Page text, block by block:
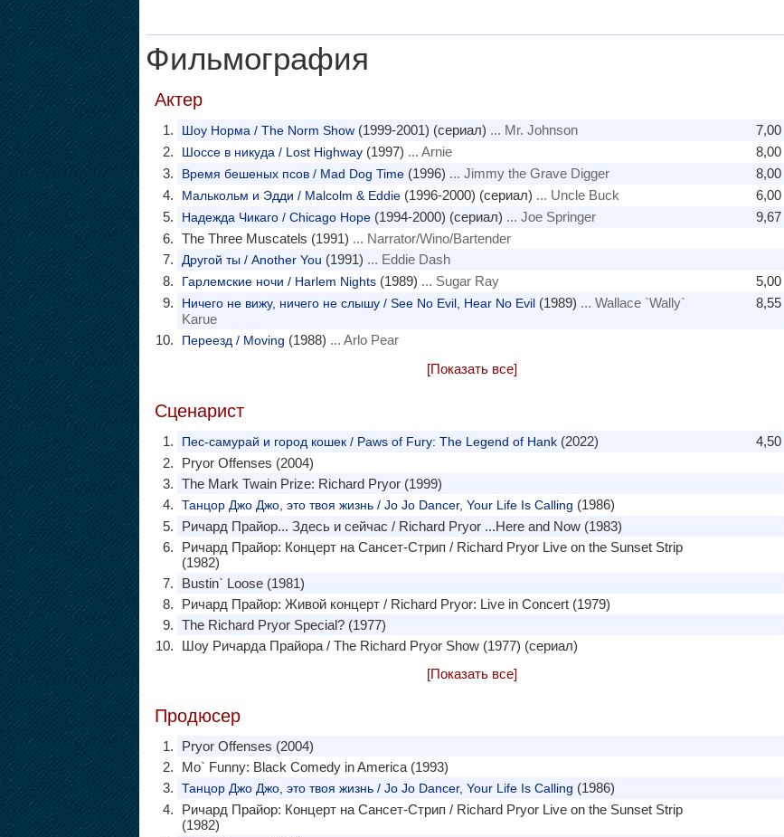
Фильмография
Актер
7,00
Шоу Норма / The Norm Show(1999-2001) (сериал) ... Mr. Johnson
8,00
Шоссе в никуда / Lost Highway(1997) ... Arnie
8,00
Время бешеных псов / Mad Dog Time(1996) ... Jimmy the Grave Digger
6,00
Малькольм и Эдди / Malcolm & Eddie(1996-2000) (сериал) ... Uncle Buck
9,67
Надежда Чикаго / Chicago Hope(1994-2000) (сериал) ... Joe Springer
The Three Muscatels (1991) ... Narrator/Wino/Bartender
Другой ты / Another You (1991) ... Eddie Dash
5,00
Гарлемские ночи / Harlem Nights(1989) ... Sugar Ray
8,55
Ничего не вижу, ничего не слышу / See No Evil, Hear No Evil(1989) ... Wallace `Wally`
Karue
Переезд / Moving (1988) ... Arlo Pear
[Показать все]
Сценарист
4,50
Пес-самурай и город кошек / Paws of Fury: The Legend of Hank(2022)
Pryor Offenses (2004)
The Mark Twain Prize: Richard Pryor (1999)
Танцор Джо Джо, это твоя жизнь / Jo Jo Dancer, Your Life Is Calling (1986)
Ричард Прайор... Здесь и сейчас / Richard Pryor ...Here and Now (1983)
Ричард Прайор: Концерт на Сансет-Стрип / Richard Pryor Live on the Sunset Strip
(1982)
Bustin` Loose (1981)
Ричард Прайор: Живой концерт / Richard Pryor: Live in Concert (1979)
The Richard Pryor Special? (1977)
Шоу Ричарда Прайора / The Richard Pryor Show (1977) (сериал)
[Показать все]
Продюсер
Pryor Offenses (2004)
Mo` Funny: Black Comedy in America (1993)
Танцор Джо Джо, это твоя жизнь / Jo Jo Dancer, Your Life Is Calling (1986)
Ричард Прайор: Концерт на Сансет-Стрип / Richard Pryor Live on the Sunset Strip
(1982)